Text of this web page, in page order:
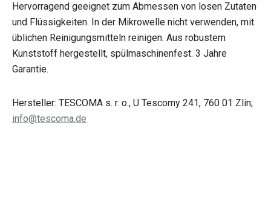
Hervorragend geeignet zum Abmessen von losen Zutaten
und Flüssigkeiten. In der Mikrowelle nicht verwenden, mit
üblichen Reinigungsmitteln reinigen. Aus robustem
Kunststoff hergestellt, spülmaschinenfest. 3 Jahre
Garantie.
Hersteller: TESCOMA s. r. o., U Tescomy 241, 760 01 Zlín;
info@tescoma.de